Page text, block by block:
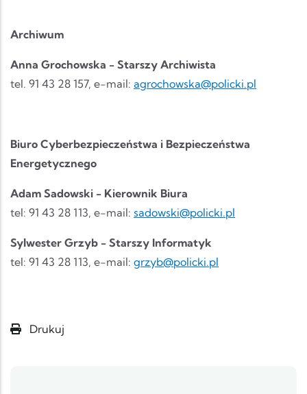
Archiwum
Anna Grochowska - Starszy Archiwista
tel. 91 43 28 157, e-mail: agrochowska@policki.pl
Biuro Cyberbezpieczeństwa i Bezpieczeństwa
Energetycznego
Adam Sadowski - Kierownik Biura
tel: 91 43 28 113, e-mail: sadowski@policki.pl
Sylwester Grzyb - Starszy Informatyk
tel: 91 43 28 113, e-mail: grzyb@policki.pl
Drukuj